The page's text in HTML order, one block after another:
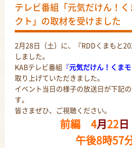
テレビ番組「元気だけん！
クト」の取材を受けました
2月28日（土）に、『RDD くまもと
しました。
KABテレビ番組 『元気だけん！くま
取り上げていただきました。
イベント当日の様子の放送日が下記
す。
皆さまぜひ、ご視聴ください。
前編 4月22日
午後8時57